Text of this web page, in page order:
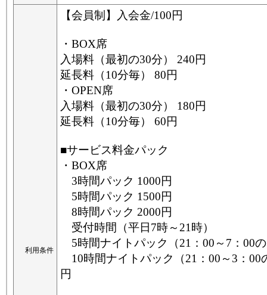
利用条件
【会員制】入会金/100円
・BOX席
入場料（最初の30分） 240円
延長料（10分毎） 80円
・OPEN席
入場料（最初の30分） 180円
延長料（10分毎） 60円
■サービス料金パック
・BOX席
3時間パック 1000円
5時間パック 1500円
8時間パック 2000円
受付時間（平日7時～21時）
5時間ナイトパック（21：00～7：00
10時間ナイトパック（21：00～3：00
円